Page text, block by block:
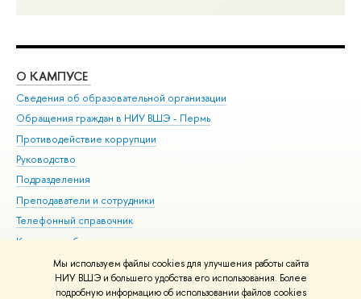
Мы используем файлы cookies для улучшения работы сайта
НИУ ВШЭ и большего удобства его использования. Более
подробную информацию об использовании файлов cookies
О КАМПУСЕ
Сведения об образовательной организации
Обращения граждан в НИУ ВШЭ - Пермь
Противодействие коррупции
Руководство
Подразделения
Преподаватели и сотрудники
Телефонный справочник
Корпуса и общежития
ВШЭ для студентов с ограниченными возможностями
здоровья и инвалидностью